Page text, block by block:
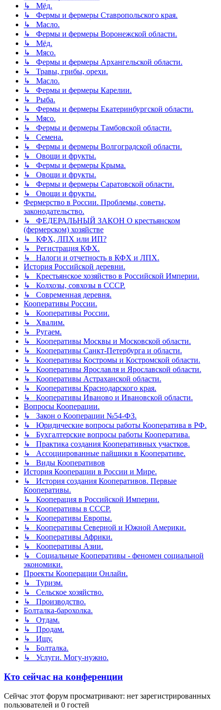
↳ Мёд.
↳ Фермы и фермеры Ставропольского края.
↳ Масло.
↳ Фермы и фермеры Воронежской области.
↳ Мёд.
↳ Мясо.
↳ Фермы и фермеры Архангельской области.
↳ Травы, грибы, орехи.
↳ Масло.
↳ Фермы и фермеры Карелии.
↳ Рыба.
↳ Фермы и фермеры Екатеринбургской области.
↳ Мясо.
↳ Фермы и фермеры Тамбовской области.
↳ Семена.
↳ Фермы и фермеры Волгоградской области.
↳ Овощи и фрукты.
↳ Фермы и фермеры Крыма.
↳ Овощи и фрукты.
↳ Фермы и фермеры Саратовской области.
↳ Овощи и фрукты.
Фермерство в России. Проблемы, советы,
законодательство.
↳ ФЕДЕРАЛЬНЫЙ ЗАКОН О крестьянском
(фермерском) хозяйстве
↳ КФХ, ЛПХ или ИП?
↳ Регистрация КФХ.
↳ Налоги и отчетность в КФХ и ЛПХ.
История Российской деревни.
↳ Крестьянское хозяйство в Российской Империи.
↳ Колхозы, совхозы в СССР.
↳ Современная деревня.
Кооперативы России.
↳ Кооперативы России.
↳ Хвалим.
↳ Ругаем.
↳ Кооперативы Москвы и Московской области.
↳ Кооперативы Санкт-Петербурга и области.
↳ Кооперативы Костромы и Костромской области.
↳ Кооперативы Ярославля и Ярославской области.
↳ Кооперативы Астраханской области.
↳ Кооперативы Краснодарского края.
↳ Кооперативы Иваново и Ивановской области.
Вопросы Кооперации.
↳ Закон о Кооперации №54-ФЗ.
↳ Юридические вопросы работы Кооператива в РФ.
↳ Бухгалтерские вопросы работы Кооператива.
↳ Практика создания Кооперативных участков.
↳ Ассоциированные пайщики в Кооперативе.
↳ Виды Кооперативов
История Кооперации в России и Мире.
↳ История создания Кооперативов. Первые
Кооперативы.
↳ Кооперация в Российской Империи.
↳ Кооперативы в СССР.
↳ Кооперативы Европы.
↳ Кооперативы Северной и Южной Америки.
↳ Кооперативы Африки.
↳ Кооперативы Азии.
↳ Социальные Кооперативы - феномен социальной
экономики.
Проекты Кооперации Онлайн.
↳ Туризм.
↳ Сельское хозяйство.
↳ Производство.
Болталка-барохолка.
↳ Отдам.
↳ Продам.
↳ Ищу.
↳ Болталка.
↳ Услуги. Могу-нужно.
Кто сейчас на конференции
Сейчас этот форум просматривают: нет зарегистрированных
пользователей и 0 гостей